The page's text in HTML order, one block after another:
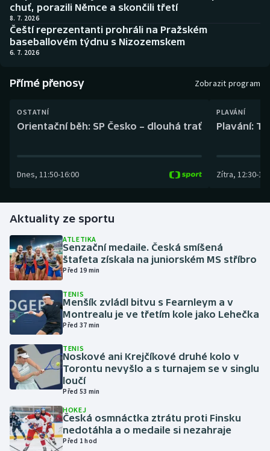
Biatlon
Boby a skeleton
Box
Curling
Golf
Gymnastika
Házená
Jezdectví
Judo
Krasobruslení
Lyže a snowboard
Aplikace ČT sport
AZ kvíz
chuť, porazili Němce a skončili třetí
8. 7. 2026
Čeští reprezentanti prohráli na Pražském
baseballovém týdnu s Nizozemskem
6. 7. 2026
Přímé přenosy Zobrazit program
OSTATNÍ
Orientační běh: SP Česko – dlouhá trať
Dnes, 11:50-16:00
PLAVÁNÍ
Plavání:
Zítra, 12:30-
Aktuality ze sportu
ATLETIKA
Senzační medaile. Česká smíšená
štafeta získala na juniorském MS stříbro
Před 19 min
TENIS
Menšík zvládl bitvu s Fearnleym a v
Montrealu je ve třetím kole jako Lehečka
Před 37 min
TENIS
Noskové ani Krejčíkové druhé kolo v
Torontu nevyšlo a s turnajem se v singlu
loučí
Před 53 min
HOKEJ
Česká osmnáctka ztrátu proti Finsku
nedotáhla a o medaile si nezahraje
Před 1 hod